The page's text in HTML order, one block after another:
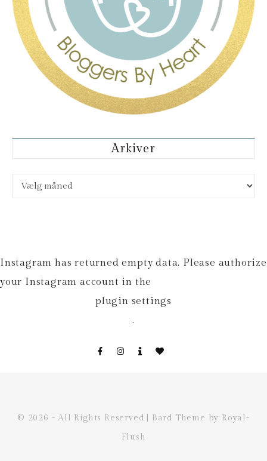
Arkiver
Arkiver
Instagram has returned empty data. Please authorize
your Instagram account in the
plugin settings
.
© 2026 - All Rights Reserved | Bard Theme by Royal-
Flush